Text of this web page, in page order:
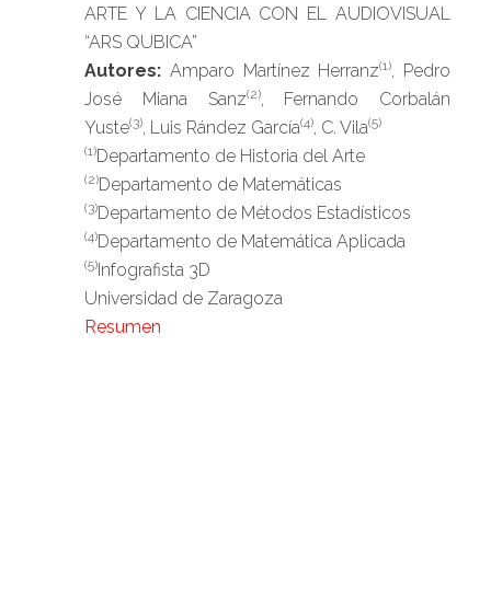
ARTE Y LA CIENCIA CON EL AUDIOVISUAL
“ARS QUBICA”
Autores: Amparo Martínez Herranz(1), Pedro
José Miana Sanz(2), Fernando Corbalán
Yuste(3), Luis Rández García(4), C. Vila(5)
(1)Departamento de Historia del Arte
(2)Departamento de Matemáticas
(3)Departamento de Métodos Estadísticos
(4)Departamento de Matemática Aplicada
(5) Infografista 3D
Universidad de Zaragoza
Resumen